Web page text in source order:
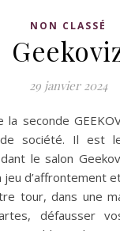
NON CLASSÉ
29 janvier 2024
société. Il est
le salon
jeu d’affrontement
tour, dans une
défausser